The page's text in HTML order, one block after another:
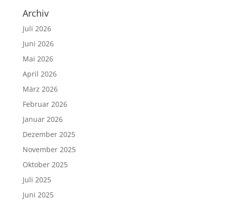
Archiv
Juli 2026
Juni 2026
Mai 2026
April 2026
März 2026
Februar 2026
Januar 2026
Dezember 2025
November 2025
Oktober 2025
Juli 2025
Juni 2025